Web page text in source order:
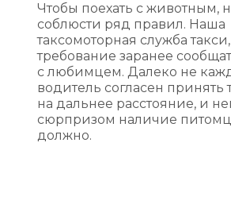
Чтобы поехать с животным,
соблюсти ряд правил. Наша
таксомоторная служба
требование заранее
с любимцем. Далеко не
водитель согласен принять
на дальнее расстояние, и
сюрпризом наличие
должно.